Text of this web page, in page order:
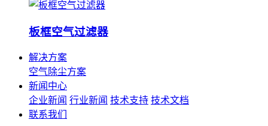
板框空气过滤器
解决方案
空气除尘方案
新闻中心
企业新闻 行业新闻 技术支持 技术文档
联系我们